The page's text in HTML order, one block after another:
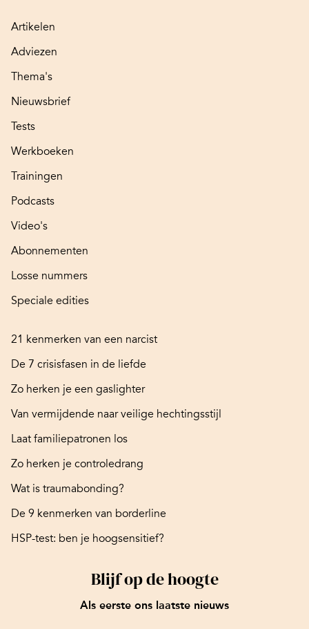
Artikelen
Adviezen
Thema's
Nieuwsbrief
Tests
Werkboeken
Trainingen
Podcasts
Video's
Abonnementen
Losse nummers
Speciale edities
21 kenmerken van een narcist
De 7 crisisfasen in de liefde
Zo herken je een gaslighter
Van vermijdende naar veilige hechtingsstijl
Laat familiepatronen los
Zo herken je controledrang
Wat is traumabonding?
De 9 kenmerken van borderline
HSP-test: ben je hoogsensitief?
Blijf op de hoogte
Als eerste ons laatste nieuws